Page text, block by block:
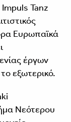
Tanz
Ευρωπαϊκά
έργων
εξωτερικό.
Νεότερου